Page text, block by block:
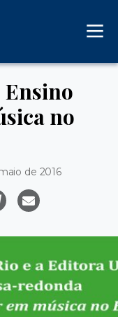
Ensino
no
de 2016